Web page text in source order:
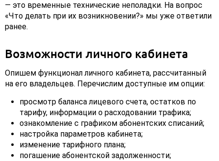
— это временные технические неполадки. На вопрос
«Что делать при их возникновении?» мы уже ответили
ранее.
Возможности личного кабинета
Опишем функционал личного кабинета, рассчитанный
на его владельцев. Перечислим доступные им опции:
просмотр баланса лицевого счета, остатков по
тарифу, информации о расходовании трафика;
ознакомление с графиком абонентских списаний;
настройка параметров кабинета;
изменение тарифного плана;
погашение абонентской задолженности;